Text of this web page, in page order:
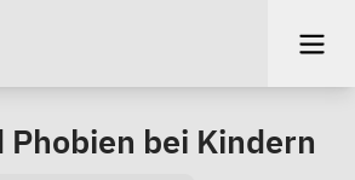
Phobien bei Kindern